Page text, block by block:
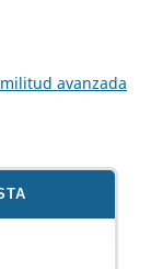
avanzada